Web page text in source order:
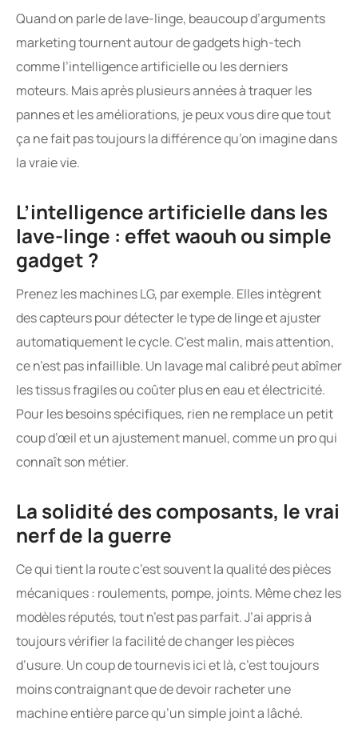
Quand on parle de lave-linge, beaucoup d’arguments
marketing tournent autour de gadgets high-tech
comme l’intelligence artificielle ou les derniers
moteurs. Mais après plusieurs années à traquer les
pannes et les améliorations, je peux vous dire que tout
ça ne fait pas toujours la différence qu’on imagine dans
la vraie vie.
L’intelligence artificielle dans les
lave-linge : effet waouh ou simple
gadget ?
Prenez les machines LG, par exemple. Elles intègrent
des capteurs pour détecter le type de linge et ajuster
automatiquement le cycle. C’est malin, mais attention,
ce n’est pas infaillible. Un lavage mal calibré peut abîmer
les tissus fragiles ou coûter plus en eau et électricité.
Pour les besoins spécifiques, rien ne remplace un petit
coup d’œil et un ajustement manuel, comme un pro qui
connaît son métier.
La solidité des composants, le vrai
nerf de la guerre
Ce qui tient la route c’est souvent la qualité des pièces
mécaniques : roulements, pompe, joints. Même chez les
modèles réputés, tout n’est pas parfait. J’ai appris à
toujours vérifier la facilité de changer les pièces
d’usure. Un coup de tournevis ici et là, c’est toujours
moins contraignant que de devoir racheter une
machine entière parce qu’un simple joint a lâché.